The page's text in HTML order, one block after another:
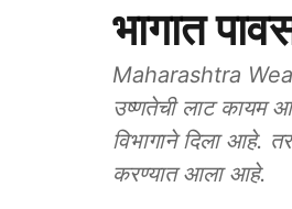
भागात
Maharashtra
उष्णतेची लाट कायम
विभागाने दिला आहे.
करण्यात आला आहे.